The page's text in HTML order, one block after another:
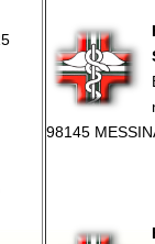
98145